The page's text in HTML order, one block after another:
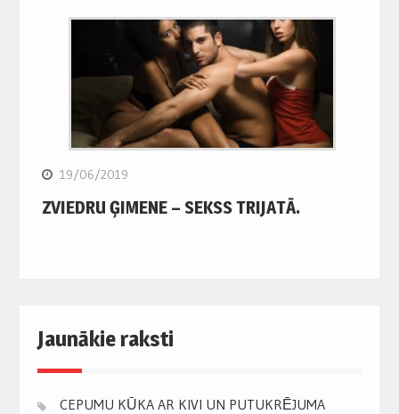
19/06/2019
ZVIEDRU ĢIMENE – SEKSS TRIJATĀ.
Jaunākie raksti
CEPUMU KŪKA AR KIVI UN PUTUKRĒJUMA